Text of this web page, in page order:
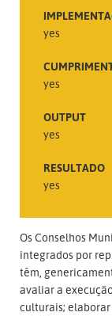
yes
yes
OUTPUT
yes
RESULTADO
yes
Os Conselhos
integrados por
têm,
avaliar a
culturais; elaborar